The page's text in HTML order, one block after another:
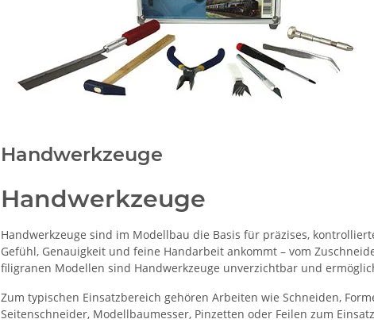
Handwerkzeuge
Handwerkzeuge
Handwerkzeuge sind im Modellbau die Basis für präzises,
Gefühl, Genauigkeit und feine Handarbeit ankommt – vom
filigranen Modellen sind Handwerkzeuge unverzichtbar und
Zum typischen Einsatzbereich gehören Arbeiten wie Schneiden,
Seitenschneider, Modellbaumesser, Pinzetten oder Feilen zum